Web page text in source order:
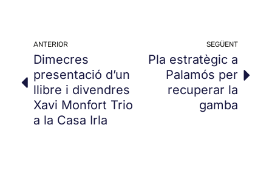
ANTERIOR
Dimecres
presentació d’un
llibre i divendres
Xavi Monfort Trio
a la Casa Irla
SEGÜENT
Pla estratègic a
Palamós per
recuperar la
gamba